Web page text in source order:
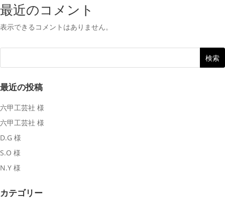
最近のコメント
表示できるコメントはありません。
最近の投稿
六甲工芸社 様
六甲工芸社 様
D.G 様
S.O 様
N.Y 様
カテゴリー